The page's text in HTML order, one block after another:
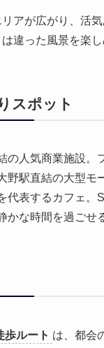
アが広がり、活
違った風景を楽
スポット
の人気商業施設。
野駅直結の大型モ
代表するカフェ。
かな時間を過ごせ
歩ルート は、都会